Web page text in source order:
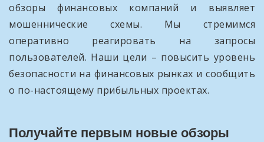
обзоры финансовых компаний и выявляет
мошеннические схемы. Мы стремимся
оперативно реагировать на запросы
пользователей. Наши цели – повысить уровень
безопасности на финансовых рынках и сообщить
о по-настоящему прибыльных проектах.
Получайте первым новые обзоры